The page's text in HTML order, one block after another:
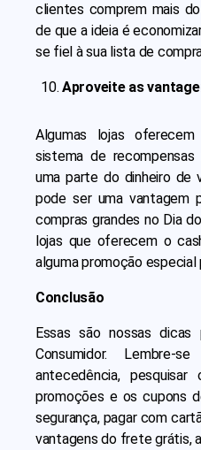
clientes comprem mais
de que a ideia é
se fiel à sua lista de
Aproveite as
Algumas lojas
sistema de
uma parte do dinheiro de
pode ser uma vantagem
compras grandes no Dia
lojas que oferecem o
alguma promoção especial
Conclusão
Essas são nossas
Consumidor.
antecedência,
promoções e os cupons
segurança, pagar com
vantagens do frete grátis,